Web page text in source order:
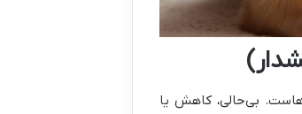
بی‌حالی، کاهش یا